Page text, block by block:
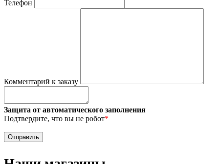
Телефон
Комментарий к заказу
Защита от автоматического заполнения
Подтвердите, что вы не робот*